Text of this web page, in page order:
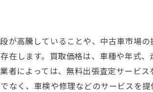
が高騰していることや、中古車市場
在します。買取価格は、車種や年式、
によっては、無料出張査定サービス
なく、車検や修理などのサービスを